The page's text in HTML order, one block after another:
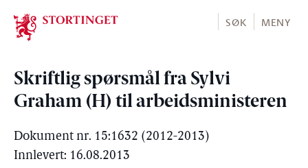
Stortinget.no
SØK MENY
Skriftlig spørsmål fra Sylvi
Graham (H) til arbeidsministeren
Dokument nr. 15:1632 (2012-2013)
Innlevert: 16.08.2013